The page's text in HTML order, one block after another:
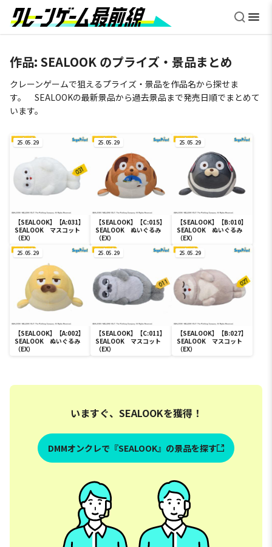
作品: SEALOOK のプライズ・景品まとめ
クレーンゲームで狙えるプライズ・景品を作品名から探せま
す。 SEALOOKの最新景品から過去景品まで発売日順でまとめて
います。
25.05.29
【SEALOOK】【A:031】
SEALOOK マスコット
（EX）
25.05.29
【SEALOOK】【C:015】
SEALOOK ぬいぐるみ
（EX）
25.05.29
【SEALOOK】【B:010】
SEALOOK ぬいぐるみ
（EX）
25.05.29
【SEALOOK】【A:002】
SEALOOK ぬいぐるみ
（EX）
25.05.29
【SEALOOK】【C:011】
SEALOOK マスコット
（EX）
25.05.29
【SEALOOK】【B:027】
SEALOOK マスコット
（EX）
いますぐ、SEALOOKを獲得！
DMMオンクレで『SEALOOK』の景品を探す